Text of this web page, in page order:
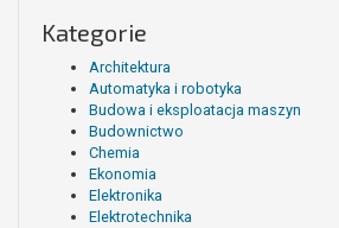
Kategorie
Architektura
Automatyka i robotyka
Budowa i eksploatacja maszyn
Budownictwo
Chemia
Ekonomia
Elektronika
Elektrotechnika